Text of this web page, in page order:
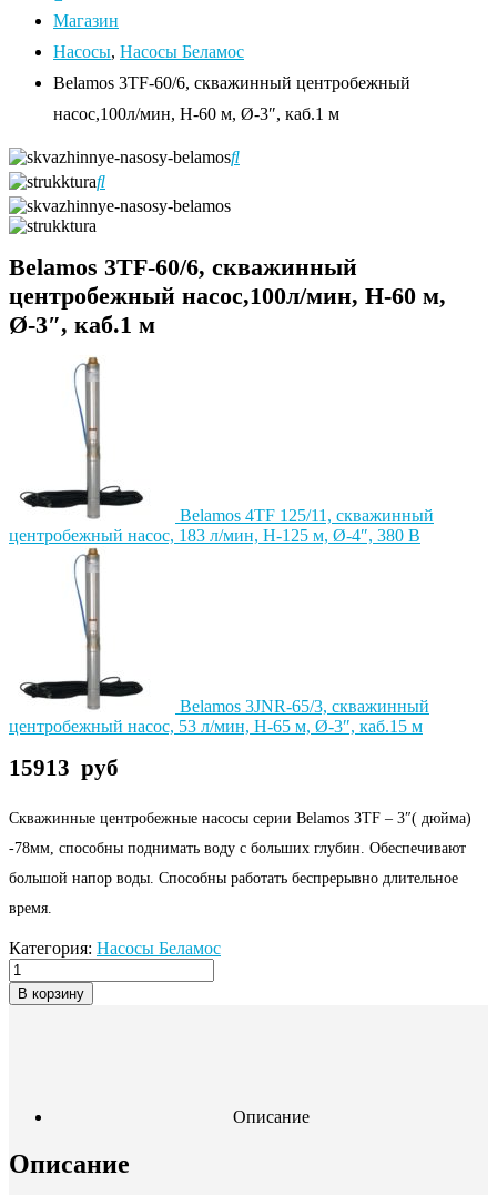
Магазин
Насосы, Насосы Беламос
Belamos 3TF-60/6, скважинный центробежный
насос,100л/мин, Н-60 м, Ø-3″, каб.1 м
Belamos 3TF-60/6, скважинный
центробежный насос,100л/мин, Н-60 м,
Ø-3″, каб.1 м
Belamos 4TF 125/11, скважинный
центробежный насос, 183 л/мин, Н-125 м, Ø-4″, 380 В
Belamos 3JNR-65/3, скважинный
центробежный насос, 53 л/мин, Н-65 м, Ø-3″, каб.15 м
15913 руб
Скважинные центробежные насосы серии Belamos 3TF – 3″( дюйма)
-78мм, способны поднимать воду с больших глубин. Обеспечивают
большой напор воды. Способны работать беспрерывно длительное
время.
Категория: Насосы Беламос
В корзину
Описание
Описание